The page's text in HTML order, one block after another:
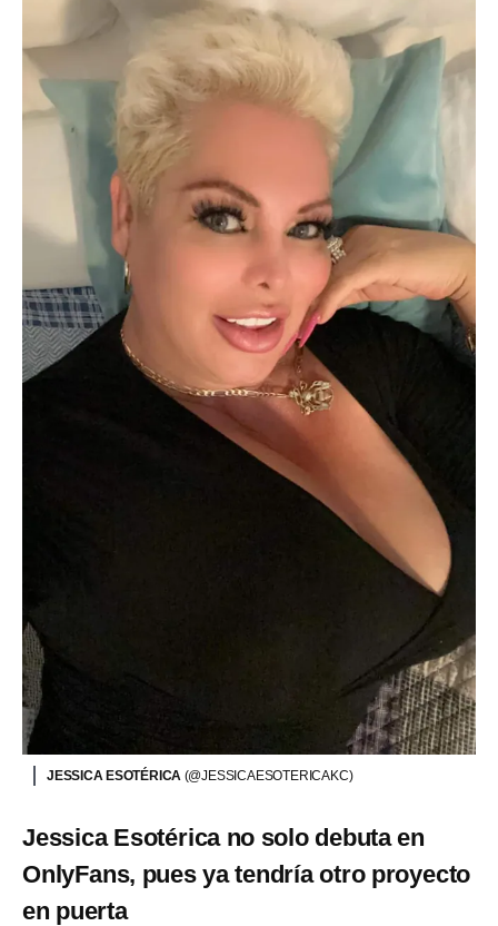
JESSICA ESOTÉRICA (@JESSICAESOTERICAKC)
Jessica Esotérica no solo debuta en
OnlyFans, pues ya tendría otro proyecto
en puerta